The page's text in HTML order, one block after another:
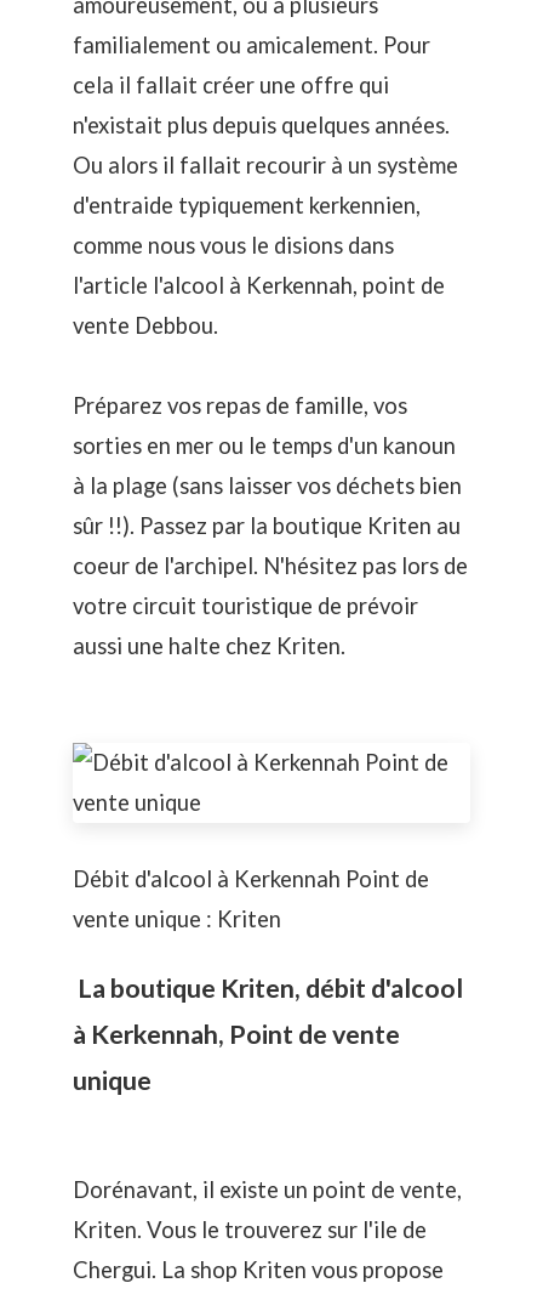
familialement ou amicalement. Pour
cela il fallait créer une offre qui
n'existait plus depuis quelques années.
Ou alors il fallait recourir à un système
d'entraide typiquement kerkennien,
comme nous vous le disions dans
l'article l'alcool à Kerkennah, point de
vente Debbou.
Préparez vos repas de famille, vos
sorties en mer ou le temps d'un kanoun
à la plage (sans laisser vos déchets bien
sûr !!). Passez par la boutique Kriten au
coeur de l'archipel. N'hésitez pas lors de
votre circuit touristique de prévoir
aussi une halte chez Kriten.
Débit d'alcool à Kerkennah Point de
vente unique : Kriten
La boutique Kriten, débit d'alcool
à Kerkennah, Point de vente
unique
Dorénavant, il existe un point de vente,
Kriten. Vous le trouverez sur l'ile de
Chergui. La shop Kriten vous propose